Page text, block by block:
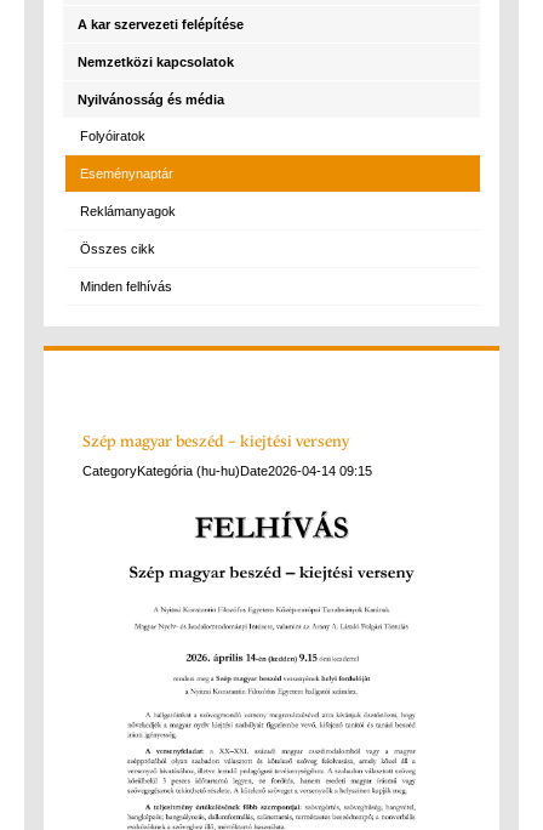
A kar szervezeti felépítése
Nemzetközi kapcsolatok
Nyilvánosság és média
Folyóiratok
Eseménynaptár
Reklámanyagok
Összes cikk
Minden felhívás
Szép magyar beszéd – kiejtési verseny
CategoryKategória (hu-hu)Date2026-04-14 09:15